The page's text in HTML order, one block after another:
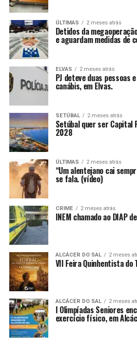
ÚLTIMAS 2 meses atrás
Detidos da
e aguardam medidas de
ELVAS 2 meses atrás
PJ deteve duas pessoas
canábis, em Elvas.
SETÚBAL 2 meses atrás
Setúbal quer ser Capital
2028
ÚLTIMAS 2 meses atrás
“Um alentejano cai
se fala. (vídeo)
CRIME 2 meses atrás
INEM chamado ao DIAP
ALCÁCER DO SAL 2 meses
VII Feira Quinhentista do
ALCÁCER DO SAL 2 meses
I Olimpíadas Seniores
exercício físico, em